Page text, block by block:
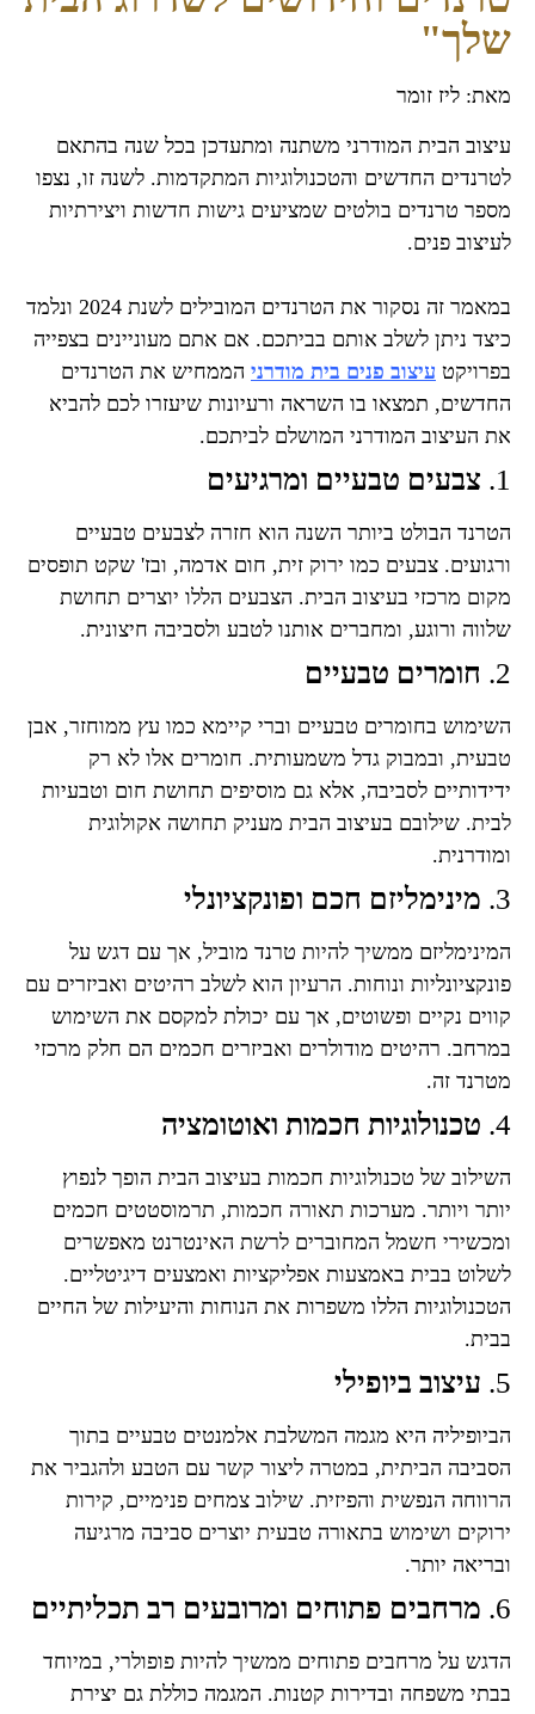
שלך"
מאת: ליז זומר
עיצוב הבית המודרני משתנה ומתעדכן בכל שנה בהתאם
לטרנדים החדשים והטכנולוגיות המתקדמות. לשנה זו, נצפו
מספר טרנדים בולטים שמציעים גישות חדשות ויצירתיות
לעיצוב פנים.
במאמר זה נסקור את הטרנדים המובילים לשנת 2024 ונלמד
כיצד ניתן לשלב אותם בביתכם. אם אתם מעוניינים בצפייה
בפרויקט עיצוב פנים בית מודרני הממחיש את הטרנדים
החדשים, תמצאו בו השראה ורעיונות שיעזרו לכם להביא
את העיצוב המודרני המושלם לביתכם.
1. צבעים טבעיים ומרגיעים
הטרנד הבולט ביותר השנה הוא חזרה לצבעים טבעיים
ורגועים. צבעים כמו ירוק זית, חום אדמה, ובז' שקט תופסים
מקום מרכזי בעיצוב הבית. הצבעים הללו יוצרים תחושת
שלווה ורוגע, ומחברים אותנו לטבע ולסביבה חיצונית.
2. חומרים טבעיים
השימוש בחומרים טבעיים וברי קיימא כמו עץ ממוחזר, אבן
טבעית, ובמבוק גדל משמעותית. חומרים אלו לא רק
ידידותיים לסביבה, אלא גם מוסיפים תחושת חום וטבעיות
לבית. שילובם בעיצוב הבית מעניק תחושה אקולוגית
ומודרנית.
3. מינימליזם חכם ופונקציונלי
המינימליזם ממשיך להיות טרנד מוביל, אך עם דגש על
פונקציונליות ונוחות. הרעיון הוא לשלב רהיטים ואביזרים עם
קווים נקיים ופשוטים, אך עם יכולת למקסם את השימוש
במרחב. רהיטים מודולרים ואביזרים חכמים הם חלק מרכזי
מטרנד זה.
4. טכנולוגיות חכמות ואוטומציה
השילוב של טכנולוגיות חכמות בעיצוב הבית הופך לנפוץ
יותר ויותר. מערכות תאורה חכמות, תרמוסטטים חכמים
ומכשירי חשמל המחוברים לרשת האינטרנט מאפשרים
לשלוט בבית באמצעות אפליקציות ואמצעים דיגיטליים.
הטכנולוגיות הללו משפרות את הנוחות והיעילות של החיים
בבית.
5. עיצוב ביופילי
הביופיליה היא מגמה המשלבת אלמנטים טבעיים בתוך
הסביבה הביתית, במטרה ליצור קשר עם הטבע ולהגביר את
הרווחה הנפשית והפיזית. שילוב צמחים פנימיים, קירות
ירוקים ושימוש בתאורה טבעית יוצרים סביבה מרגיעה
ובריאה יותר.
6. מרחבים פתוחים ומרובעים רב תכליתיים
הדגש על מרחבים פתוחים ממשיך להיות פופולרי, במיוחד
בבתי משפחה ובדירות קטנות. המגמה כוללת גם יצירת